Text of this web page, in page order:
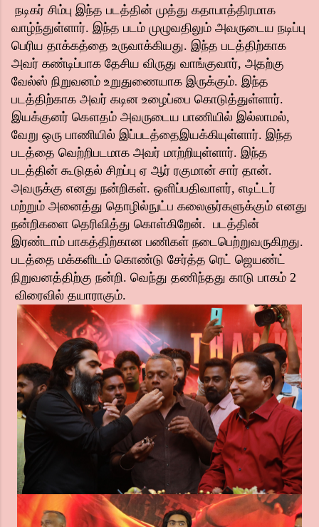
நடிகர் சிம்பு இந்த படத்தின் முத்து கதாபாத்திரமாக
வாழ்ந்துள்ளார். இந்த படம் முழுவதிலும் அவருடைய நடிப்பு
பெரிய தாக்கத்தை உருவாக்கியது. இந்த படத்திற்காக
அவர் கண்டிப்பாக தேசிய விருது வாங்குவார், அதற்கு
வேல்ஸ் நிறுவனம் உறுதுணையாக இருக்கும். இந்த
படத்திற்காக அவர் கடின உழைப்பை கொடுத்துள்ளார்.
இயக்குனர் கௌதம் அவருடைய பாணியில் இல்லாமல்,
வேறு ஒரு பாணியில் இப்படத்தைஇயக்கியுள்ளார். இந்த
படத்தை வெற்றிபடமாக அவர் மாற்றியுள்ளார். இந்த
படத்தின் கூடுதல் சிறப்பு ஏ ஆர் ரகுமான் சார் தான்.
அவருக்கு எனது நன்றிகள். ஒளிப்பதிவாளர், எடிட்டர்
மற்றும் அனைத்து தொழில்நுட்ப கலைஞர்களுக்கும் எனது
நன்றிகளை தெரிவித்து கொள்கிறேன். படத்தின்
இரண்டாம் பாகத்திற்கான பணிகள் நடைபெற்றுவருகிறது.
படத்தை மக்களிடம் கொண்டு சேர்த்த ரெட் ஜெயண்ட்
நிறுவனத்திற்கு நன்றி. வெந்து தணிந்தது காடு பாகம் 2
விரைவில் தயாராகும்.